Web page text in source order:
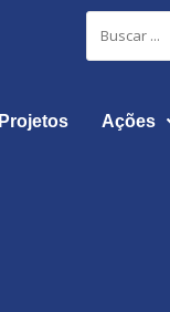
Projetos Ações